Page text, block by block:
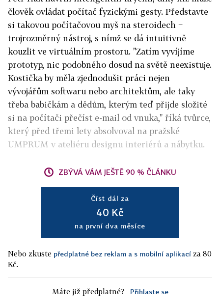
člověk ovládat počítač fyzickými gesty. Představte
si takovou počítačovou myš na steroidech −
trojrozměrný nástroj, s nímž se dá intuitivně
kouzlit ve virtuálním prostoru. "Zatím vyvíjíme
prototyp, nic podobného dosud na světě neexistuje.
Kostička by měla zjednodušit práci nejen
vývojářům softwaru nebo architektům, ale taky
třeba babičkám a dědům, kterým teď přijde složité
si na počítači přečíst e-mail od vnuka," říká tvůrce,
který před třemi lety absolvoval na pražské
UMPRUM v ateliéru designu interiérů a nábytku.
ZBÝVÁ VÁM JEŠTĚ 90 % ČLÁNKU
Číst dál za
40 Kč
na první dva měsíce
Nebo zkuste předplatné bez reklam a s mobilní aplikací za 80
Kč.
Máte již předplatné? Přihlaste se